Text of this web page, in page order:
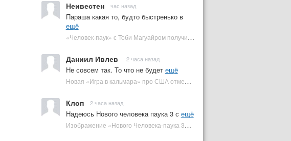
Неивестен час назад
Параша какая то, будто быстренько в
ещё
«Человек-паук» с Тоби Магуайром получил новый постер | Plugged In Ru
Даниил Ивлев 2 часа назад
Не совсем так. То что не будет ещё
Новая «Игра в кальмара» про США отменена | Plugged In Ru
Клоп 2 часа назад
Надеюсь Нового человека паука 3 с ещё
Изображение «Нового Человека-паука 3» подтвердило Зловещую шестерку | Plugged In Ru